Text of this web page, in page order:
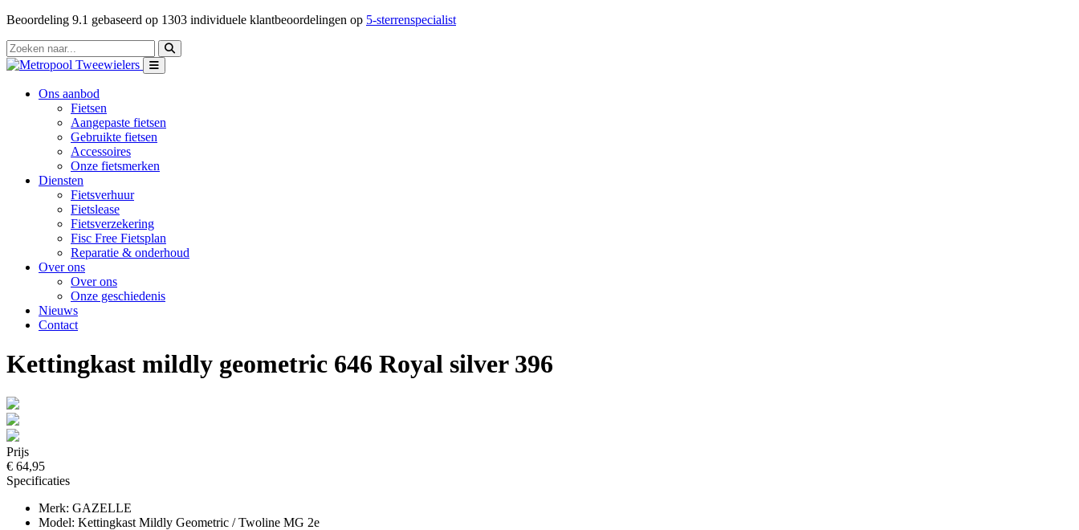
Beoordeling 9.1 gebaseerd op 1303 individuele klantbeoordelingen op 5-sterrenspecialist
Ons aanbod
Fietsen
Aangepaste fietsen
Gebruikte fietsen
Accessoires
Onze fietsmerken
Diensten
Fietsverhuur
Fietslease
Fietsverzekering
Fisc Free Fietsplan
Reparatie & onderhoud
Over ons
Over ons
Onze geschiedenis
Nieuws
Contact
Kettingkast mildly geometric 646 Royal silver 396
Prijs
€ 64,95
Specificaties
Merk: GAZELLE
Model: Kettingkast Mildly Geometric / Twoline MG 2e